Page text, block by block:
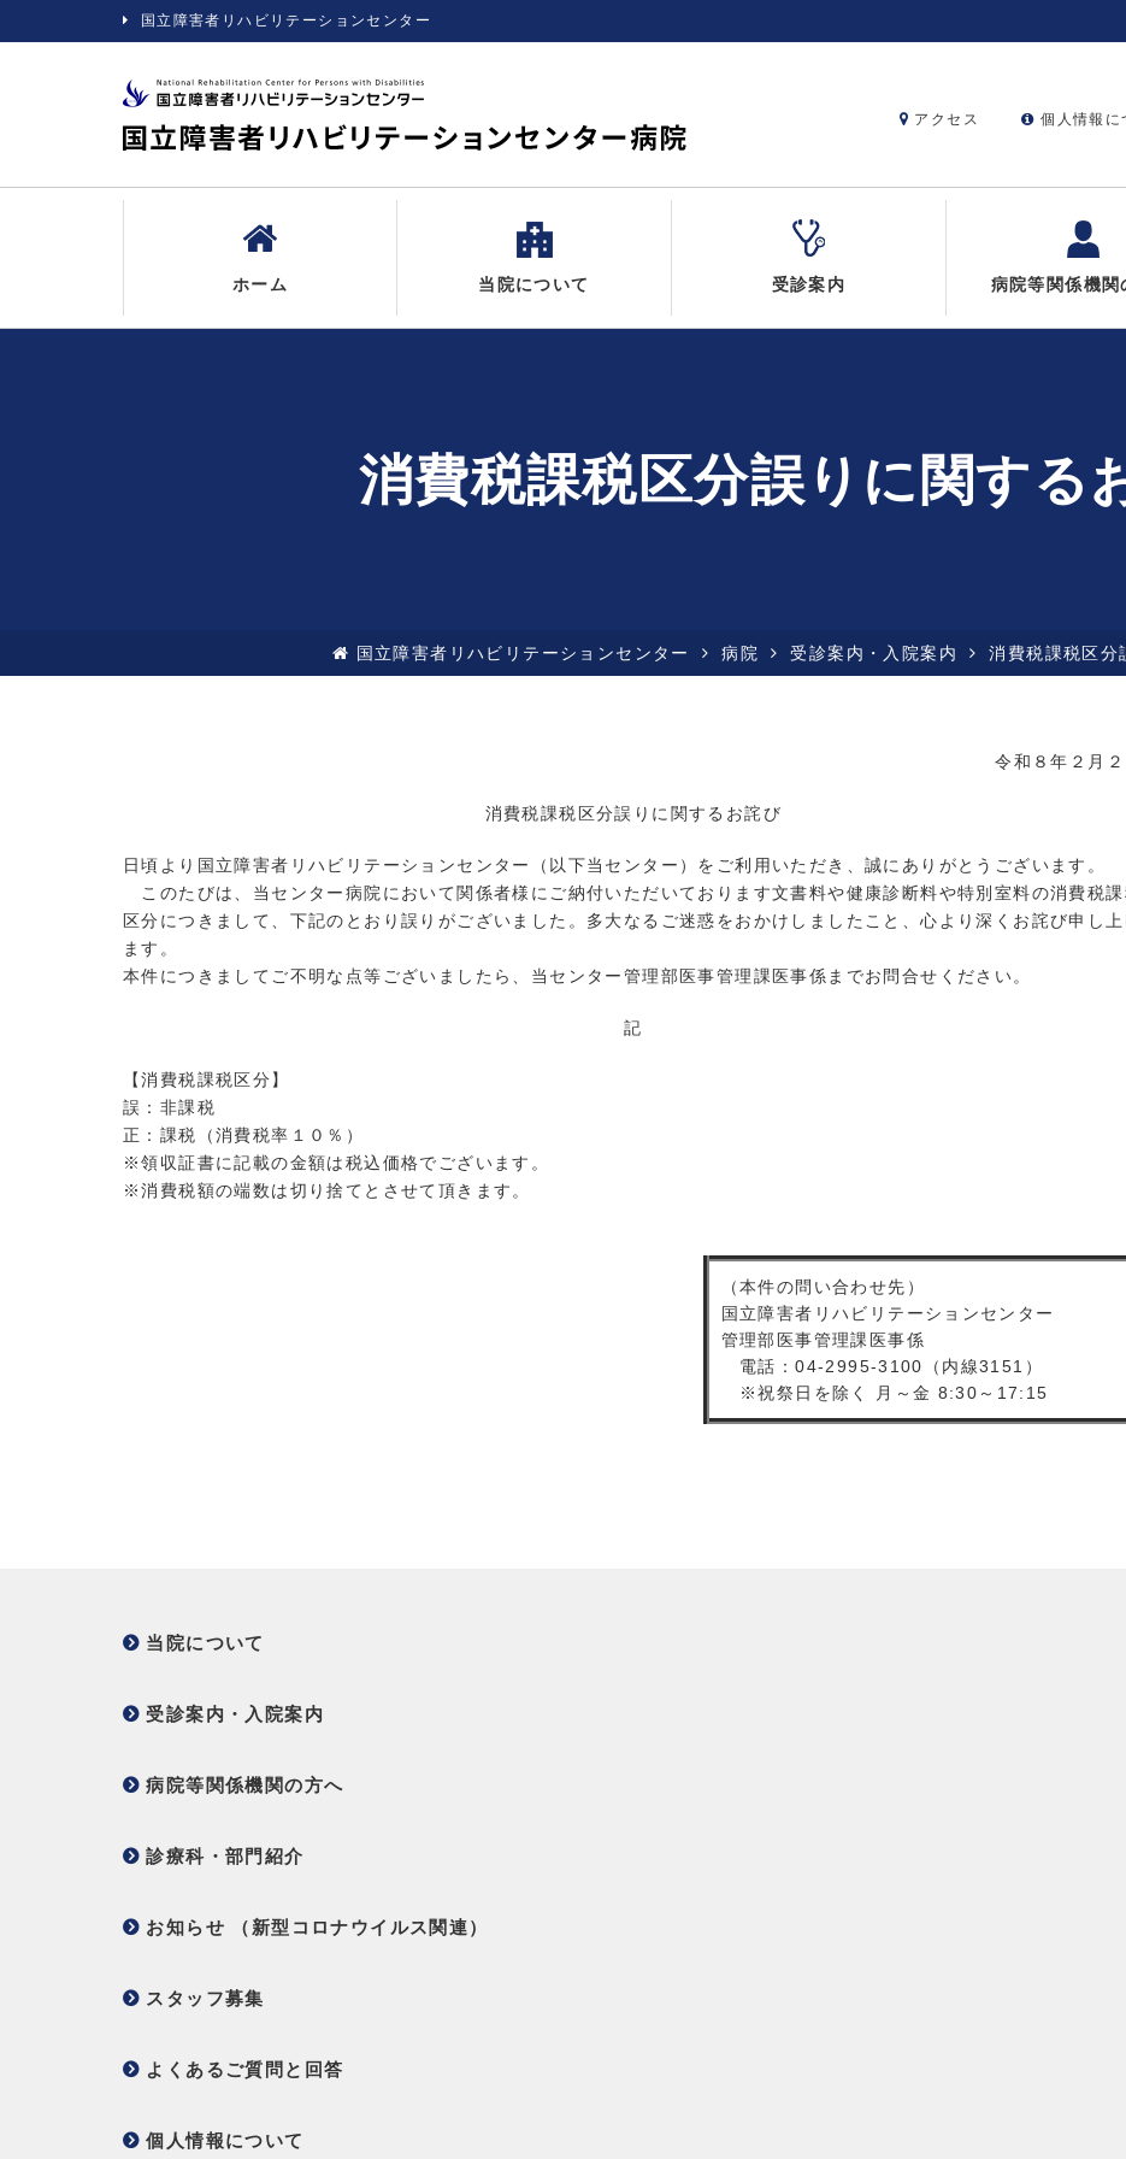
国立障害者リハビリテーションセンター
アクセス 個人情報に
ホーム 当院について 受診案内 病院等関係機関
消費税課税区分誤りに関する
国立障害者リハビリテーションセンター 病院 受診案内・入院案内 消費税課税区分
令和８年２月２
消費税課税区分誤りに関するお詫び
日頃より国立障害者リハビリテーションセンター（以下当センター）をご利用いただき、誠にありがとうございます。
このたびは、当センター病院において関係者様にご納付いただいております文書料や健康診断料や特別室料の消費税課
区分につきまして、下記のとおり誤りがございました。多大なるご迷惑をおかけしましたこと、心より深くお詫び申し
ます。
本件につきましてご不明な点等ございましたら、当センター管理部医事管理課医事係までお問合せください。
記
【消費税課税区分】
誤：非課税
正：課税（消費税率１０％）
※領収証書に記載の金額は税込価格でございます。
※消費税額の端数は切り捨てとさせて頂きます。
（本件の問い合わせ先）
国立障害者リハビリテーションセンター
管理部医事管理課医事係
電話：04-2995-3100（内線3151）
※祝祭日を除く 月～金 8:30～17:15
当院について
受診案内・入院案内
病院等関係機関の方へ
診療科・部門紹介
お知らせ （新型コロナウイルス関連）
スタッフ募集
よくあるご質問と回答
個人情報について